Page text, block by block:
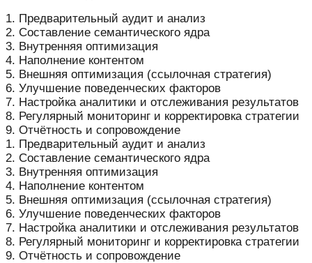
1. Предварительный аудит и анализ
2. Составление семантического ядра
3. Внутренняя оптимизация
4. Наполнение контентом
5. Внешняя оптимизация (ссылочная стратегия)
6. Улучшение поведенческих факторов
7. Настройка аналитики и отслеживания результатов
8. Регулярный мониторинг и корректировка стратегии
9. Отчётность и сопровождение
1. Предварительный аудит и анализ
2. Составление семантического ядра
3. Внутренняя оптимизация
4. Наполнение контентом
5. Внешняя оптимизация (ссылочная стратегия)
6. Улучшение поведенческих факторов
7. Настройка аналитики и отслеживания результатов
8. Регулярный мониторинг и корректировка стратегии
9. Отчётность и сопровождение